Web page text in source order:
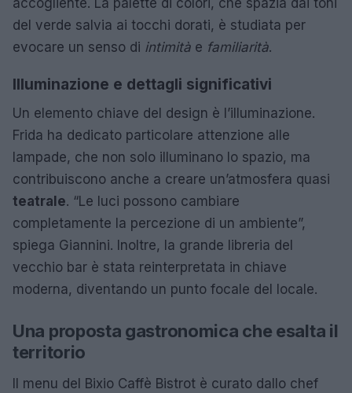
accogliente. La palette di colori, che spazia dai toni
del verde salvia ai tocchi dorati, è studiata per
evocare un senso di intimità e familiarità.
Illuminazione e dettagli significativi
Un elemento chiave del design è l’illuminazione.
Frida ha dedicato particolare attenzione alle
lampade, che non solo illuminano lo spazio, ma
contribuiscono anche a creare un’atmosfera quasi
teatrale. “Le luci possono cambiare
completamente la percezione di un ambiente”,
spiega Giannini. Inoltre, la grande libreria del
vecchio bar è stata reinterpretata in chiave
moderna, diventando un punto focale del locale.
Una proposta gastronomica che esalta il
territorio
Il menu del Bixio Caffè Bistrot è curato dallo chef